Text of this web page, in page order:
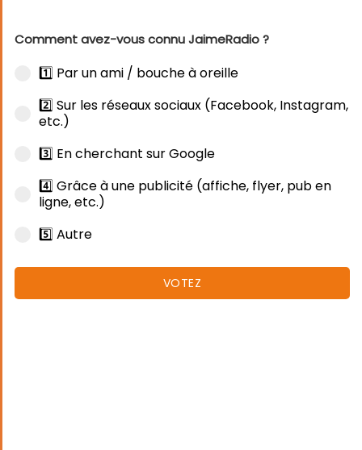
Comment avez-vous connu JaimeRadio ?
1️⃣ Par un ami / bouche à oreille
2️⃣ Sur les réseaux sociaux (Facebook, Instagram,
etc.)
3️⃣ En cherchant sur Google
4️⃣ Grâce à une publicité (affiche, flyer, pub en
ligne, etc.)
5️⃣ Autre
VOTEZ